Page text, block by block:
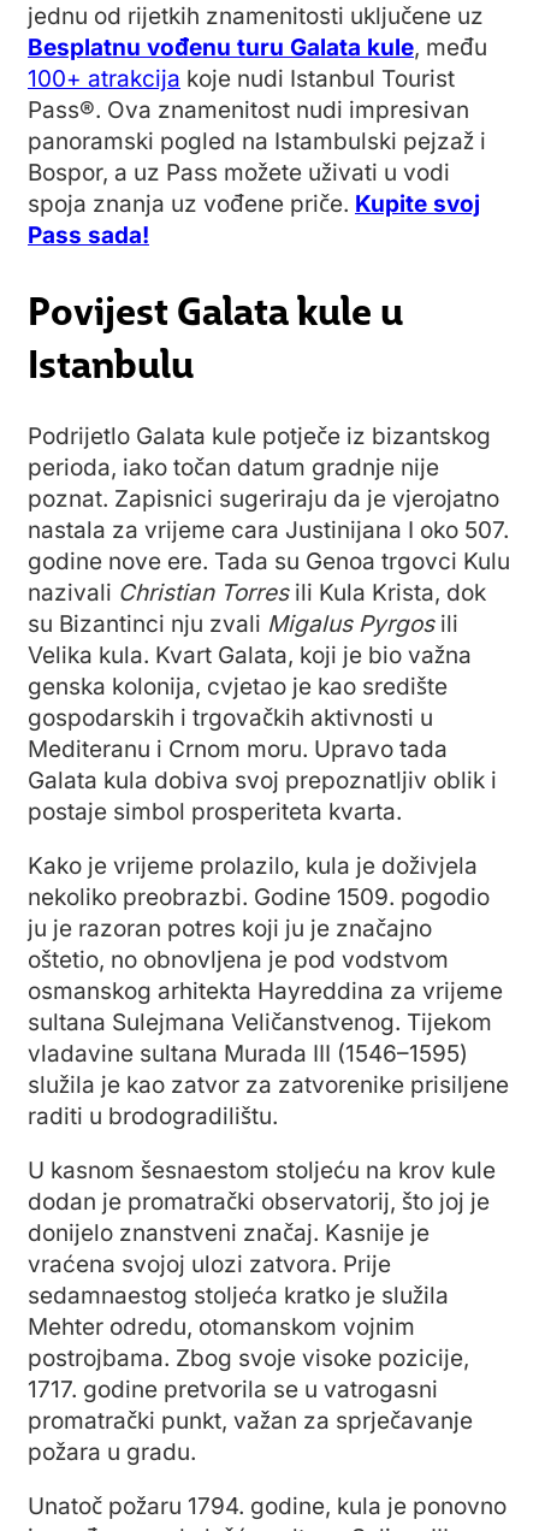
jednu od rijetkih znamenitosti uključene uz
Besplatnu vođenu turu Galata kule, među
100+ atrakcija koje nudi Istanbul Tourist
Pass®. Ova znamenitost nudi impresivan
panoramski pogled na Istambulski pejzaž i
Bospor, a uz Pass možete uživati u vodi
spoja znanja uz vođene priče. Kupite svoj
Pass sada!
Povijest Galata kule u
Istanbulu
Podrijetlo Galata kule potječe iz bizantskog
perioda, iako točan datum gradnje nije
poznat. Zapisnici sugeriraju da je vjerojatno
nastala za vrijeme cara Justinijana I oko 507.
godine nove ere. Tada su Genoa trgovci Kulu
nazivali Christian Torresili Kula Krista, dok
su Bizantinci nju zvali Migalus Pyrgosili
Velika kula. Kvart Galata, koji je bio važna
genska kolonija, cvjetao je kao središte
gospodarskih i trgovačkih aktivnosti u
Mediteranu i Crnom moru. Upravo tada
Galata kula dobiva svoj prepoznatljiv oblik i
postaje simbol prosperiteta kvarta.
Kako je vrijeme prolazilo, kula je doživjela
nekoliko preobrazbi. Godine 1509. pogodio
ju je razoran potres koji ju je značajno
oštetio, no obnovljena je pod vodstvom
osmanskog arhitekta Hayreddina za vrijeme
sultana Sulejmana Veličanstvenog. Tijekom
vladavine sultana Murada III (1546–1595)
služila je kao zatvor za zatvorenike prisiljene
raditi u brodogradilištu.
U kasnom šesnaestom stoljeću na krov kule
dodan je promatrački observatorij, što joj je
donijelo znanstveni značaj. Kasnije je
vraćena svojoj ulozi zatvora. Prije
sedamnaestog stoljeća kratko je služila
Mehter odredu, otomanskom vojnim
postrojbama. Zbog svoje visoke pozicije,
1717. godine pretvorila se u vatrogasni
promatrački punkt, važan za sprječavanje
požara u gradu.
Unatoč požaru 1794. godine, kula je ponovno